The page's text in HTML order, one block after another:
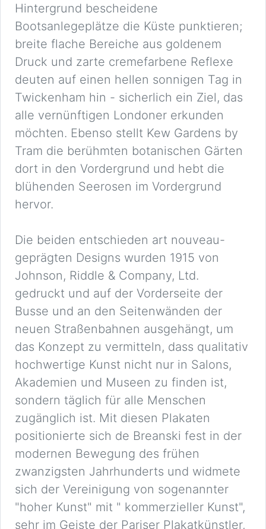
Hintergrund bescheidene
Bootsanlegeplätze die Küste punktieren;
breite flache Bereiche aus goldenem
Druck und zarte cremefarbene Reflexe
deuten auf einen hellen sonnigen Tag in
Twickenham hin - sicherlich ein Ziel, das
alle vernünftigen Londoner erkunden
möchten. Ebenso stellt Kew Gardens by
Tram die berühmten botanischen Gärten
dort in den Vordergrund und hebt die
blühenden Seerosen im Vordergrund
hervor.
Die beiden entschieden art nouveau-
geprägten Designs wurden 1915 von
Johnson, Riddle & Company, Ltd.
gedruckt und auf der Vorderseite der
Busse und an den Seitenwänden der
neuen Straßenbahnen ausgehängt, um
das Konzept zu vermitteln, dass qualitativ
hochwertige Kunst nicht nur in Salons,
Akademien und Museen zu finden ist,
sondern täglich für alle Menschen
zugänglich ist. Mit diesen Plakaten
positionierte sich de Breanski fest in der
modernen Bewegung des frühen
zwanzigsten Jahrhunderts und widmete
sich der Vereinigung von sogenannter
"hoher Kunst" mit " kommerzieller Kunst",
sehr im Geiste der Pariser Plakatkünstler,